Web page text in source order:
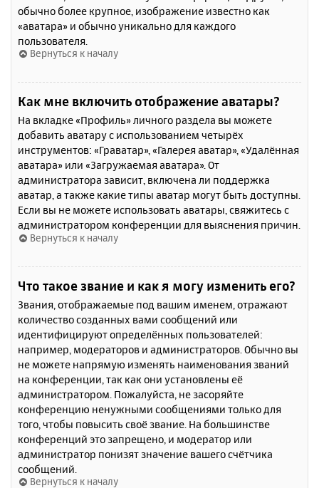
обычно более крупное, изображение известно как
«аватара» и обычно уникально для каждого
пользователя.
Вернуться к началу
Как мне включить отображение аватары?
На вкладке «Профиль» личного раздела вы можете
добавить аватару с использованием четырёх
инструментов: «Граватар», «Галерея аватар», «Удалённая
аватара» или «Загружаемая аватара». От
администратора зависит, включена ли поддержка
аватар, а также какие типы аватар могут быть доступны.
Если вы не можете использовать аватары, свяжитесь с
администратором конференции для выяснения причин.
Вернуться к началу
Что такое звание и как я могу изменить его?
Звания, отображаемые под вашим именем, отражают
количество созданных вами сообщений или
идентифицируют определённых пользователей:
например, модераторов и администраторов. Обычно вы
не можете напрямую изменять наименования званий
на конференции, так как они установлены её
администратором. Пожалуйста, не засоряйте
конференцию ненужными сообщениями только для
того, чтобы повысить своё звание. На большинстве
конференций это запрещено, и модератор или
администратор понизят значение вашего счётчика
сообщений.
Вернуться к началу